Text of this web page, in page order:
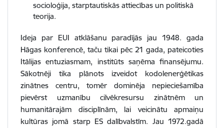
socioloģija, starptautiskās attiecības un politiskā
teorija.
Ideja par EUI atklāšanu paradījās jau 1948. gada
Hāgas konferencē, taču tikai pēc 21 gada, pateicoties
Itālijas entuziasmam, institūts saņēma finansējumu.
Sākotnēji tika plānots izveidot kodolenerģētikas
zinātnes centru, tomēr dominēja nepieciešamība
pievērst uzmanību cilvēkresursu zinātnēm un
humanitārajām disciplīnām, lai veicinātu apmaiņu
kultūras jomā starp ES dalībvalstīm. Jau 1972.gadā